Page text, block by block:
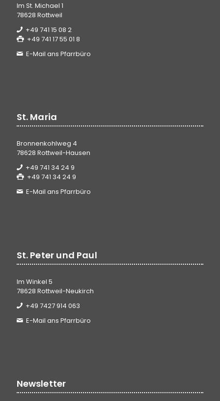
Im St. Michael 1
78628 Rottweil
+49 741 15 08 2
+49 741 17 55 01 8
E-Mail ans Pfarrbüro
St. Maria
Bronnenkohlweg 4
78628 Rottweil-Hausen
+49 741 34 24 9
+49 741 34 24 9
E-Mail ans Pfarrbüro
St. Peter und Paul
Im Winkel 5
78628 Rottweil-Neukirch
+49 7427 914 063
E-Mail ans Pfarrbüro
Newsletter